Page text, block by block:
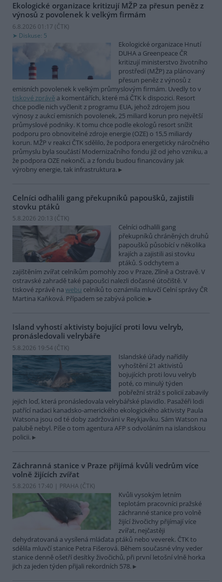
Ekologické organizace kritizují MŽP za přesun peněz z
výnosů z povolenek k velkým firmám
6.8.2026 01:17 (ČTK)
Diskuse: 5
Ekologické organizace Hnutí
DUHA a Greenpeace ČR
kritizují ministerstvo životního
prostředí (MŽP) za plánovaný
přesun peněz z výnosů z
emisních povolenek k velkým průmyslovým firmám. Uvedly to v
tiskové zprávě a komentářích, které má ČTK k dispozici. Resort
chce podle nich vyčlenit z programu EUA, jehož zdrojem jsou
výnosy z aukcí emisních povolenek, 25 miliard korun pro největší
průmyslové podniky. K tomu chce podle ekologů resort snížit
podporu pro obnovitelné zdroje energie (OZE) o 15,5 miliardy
korun. MŽP v reakci ČTK sdělilo, že podpora energeticky náročného
průmyslu byla součástí Modernizačního fondu již od jeho vzniku, a
že podpora OZE nekončí, a z fondu budou financovány jak
výrobny energie, tak infrastruktura.
Celníci odhalili gang překupníků papoušků, zajistili
stovku ptáků
5.8.2026 20:13 (ČTK)
Celníci odhalili gang
překupníků chráněných druhů
papoušků působící v několika
krajích a zajistili asi stovku
ptáků. S odchytem a
zajištěním zvířat celníkům pomohly zoo v Praze, Zlíně a Ostravě. V
ostravské zahradě také papoušci nalezli dočasné útočiště. V
tiskové zprávě na webu celníků to oznámila mluvčí Celní správy ČR
Martina Kaňková. Případem se zabývá policie.
Island vyhostí aktivisty bojující proti lovu velryb,
pronásledovali velrybáře
5.8.2026 19:54 (ČTK)
Islandské úřady nařídily
vyhoštění 21 aktivistů
bojujících proti lovu velryb
poté, co minulý týden
pobřežní stráž s policií zabavily
jejich loď, která pronásledovala velrybářské plavidlo. Pasažéři lodi
patřící nadaci kanadsko-amerického ekologického aktivisty Paula
Watsona jsou od té doby zadržováni v Reykjavíku. Sám Watson na
palubě nebyl. Píše o tom agentura AFP s odvoláním na islandskou
policii.
Záchranná stanice v Praze přijímá kvůli vedrům více
volně žijících zvířat
5.8.2026 17:40 | PRAHA (ČTK)
Kvůli vysokým letním
teplotám pracovníci pražské
záchranné stanice pro volně
žijící živočichy přijímají více
zvířat, nejčastěji
dehydratovaná a vysílená mláďata ptáků nebo veverek. ČTK to
sdělila mluvčí stanice Petra Fišerová. Během současné vlny veder
stanice denně ošetří desítky živočichů, při první letošní vlně horka
jich za jeden týden přijali rekordních 578.